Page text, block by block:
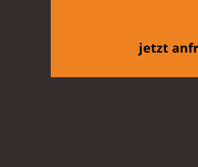
jetzt